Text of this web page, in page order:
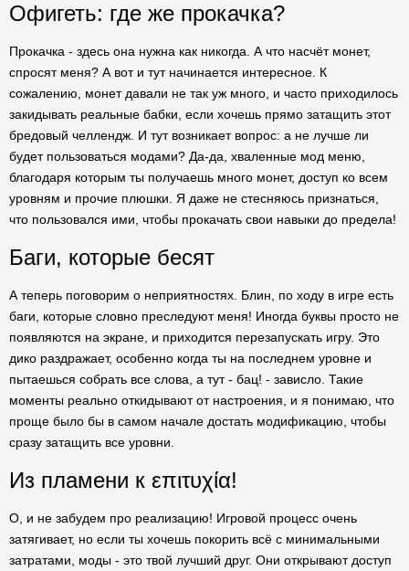
Офигеть: где же прокачка?
Прокачка - здесь она нужна как никогда. А что насчёт монет,
спросят меня? А вот и тут начинается интересное. К
сожалению, монет давали не так уж много, и часто приходилось
закидывать реальные бабки, если хочешь прямо затащить этот
бредовый челлендж. И тут возникает вопрос: а не лучше ли
будет пользоваться модами? Да-да, хваленные мод меню,
благодаря которым ты получаешь много монет, доступ ко всем
уровням и прочие плюшки. Я даже не стесняюсь признаться,
что пользовался ими, чтобы прокачать свои навыки до предела!
Баги, которые бесят
А теперь поговорим о неприятностях. Блин, по ходу в игре есть
баги, которые словно преследуют меня! Иногда буквы просто не
появляются на экране, и приходится перезапускать игру. Это
дико раздражает, особенно когда ты на последнем уровне и
пытаешься собрать все слова, а тут - бац! - зависло. Такие
моменты реально откидывают от настроения, и я понимаю, что
проще было бы в самом начале достать модификацию, чтобы
сразу затащить все уровни.
Из пламени к επιτυχία!
О, и не забудем про реализацию! Игровой процесс очень
затягивает, но если ты хочешь покорить всё с минимальными
затратами, моды - это твой лучший друг. Они открывают доступ